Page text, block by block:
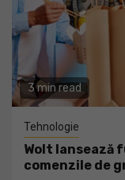
3 min read
Tehnologie
Wolt lansează
comenzile de